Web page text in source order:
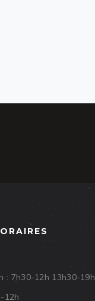
: 7h30-12h 13h30-19h
12h